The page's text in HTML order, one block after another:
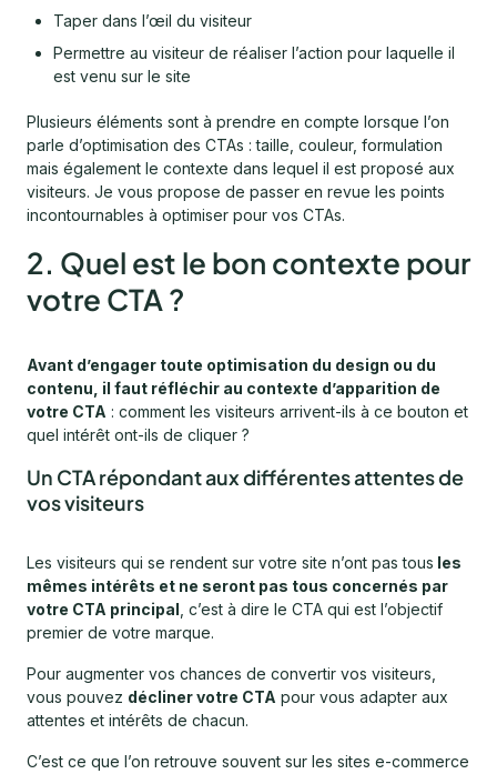
Taper dans l’œil du visiteur
Permettre au visiteur de réaliser l’action pour laquelle il
est venu sur le site
Plusieurs éléments sont à prendre en compte lorsque l’on
parle d’optimisation des CTAs : taille, couleur, formulation
mais également le contexte dans lequel il est proposé aux
visiteurs. Je vous propose de passer en revue les points
incontournables à optimiser pour vos CTAs.
2. Quel est le bon contexte pour
votre CTA ?
Avant d’engager toute optimisation du design ou du
contenu, il faut réfléchir au contexte d’apparition de
votre CTA : comment les visiteurs arrivent-ils à ce bouton et
quel intérêt ont-ils de cliquer ?
Un CTA répondant aux différentes attentes de
vos visiteurs
Les visiteurs qui se rendent sur votre site n’ont pas tous les
mêmes intérêts et ne seront pas tous concernés par
votre CTA principal , c’est à dire le CTA qui est l’objectif
premier de votre marque.
Pour augmenter vos chances de convertir vos visiteurs,
vous pouvez décliner votre CTA pour vous adapter aux
attentes et intérêts de chacun.
C’est ce que l’on retrouve souvent sur les sites e-commerce